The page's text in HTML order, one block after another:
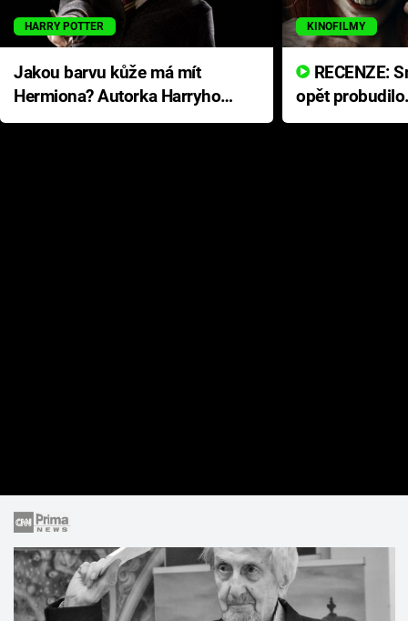
HARRY POTTER
Jakou barvu kůže má mít
Hermiona? Autorka Harryho
Pottera přišla s ráznou
KINOFILMY
opět
přichází s